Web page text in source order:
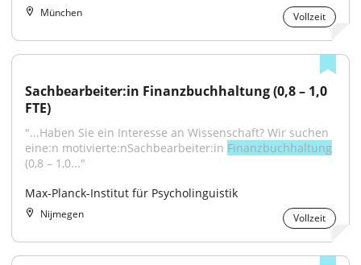
München Vollzeit
Sachbearbeiter:in Finanz­buchhaltung (0,8 – 1,0
FTE)
"...Haben Sie ein Interesse an Wissenschaft? Wir suchen
eine:n motivierte:nSachbearbeiter:in Finanzbuchhaltung
(0,8 – 1,0..."
Max-Planck-Institut für Psycholinguistik
Nijmegen Vollzeit